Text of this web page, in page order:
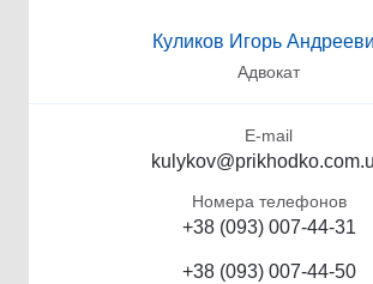
Куликов Игорь
Адвокат
E-mail
Номера телефонов
+38 (093) 007-44-31
+38 (093) 007-44-50